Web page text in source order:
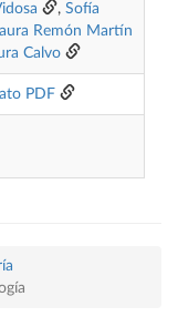
, Sofía
Remón Martín
Calvo
PDF